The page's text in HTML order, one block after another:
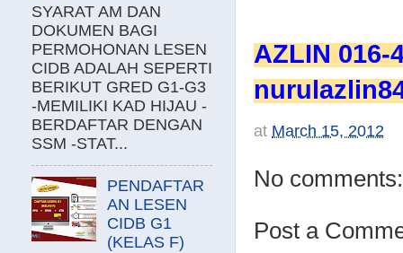
AZLIN 016-
at March 15, 2012
No comments:
Post a
SYARAT AM DAN
DOKUMEN BAGI
PERMOHONAN LESEN
CIDB ADALAH SEPERTI
BERIKUT GRED G1-G3
-MEMILIKI KAD HIJAU -
BERDAFTAR DENGAN
SSM -STAT...
PENDAFTAR
AN LESEN
CIDB G1
(KELAS F)